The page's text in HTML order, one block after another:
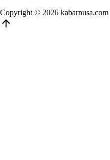
Copyright © 2026 kabarnusa.com
arrow_upward